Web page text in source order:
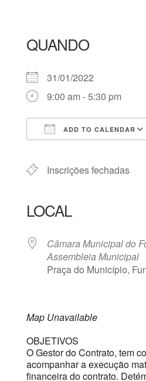
QUANDO
31/01/2022
9:00 am - 5:30 pm
ADD TO CALENDAR
Inscrições fechadas
LOCAL
Câmara Municipal do
Assembleia Municipal
Praça do Município,
Map Unavailable
OBJETIVOS
O Gestor do Contrato, tem
acompanhar a execução
financeira do contrato.